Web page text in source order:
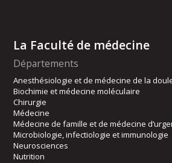
La Faculté de médecine
Départements
Anesthésiologie et de médecine de la
Biochimie et médecine moléculaire
Chirurgie
Médecine
Médecine de famille et de médecine
Microbiologie, infectiologie et immunologie
Neurosciences
Nutrition